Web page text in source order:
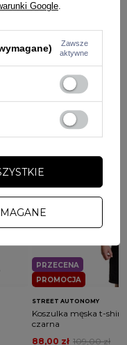
CIEBIE
PROMOCJA
PRZECENA
STREET AUTONOMY
Koszulka męska t-
czarna
109,00 zł
88,00 zł
Google.
Zawsze
aktywne